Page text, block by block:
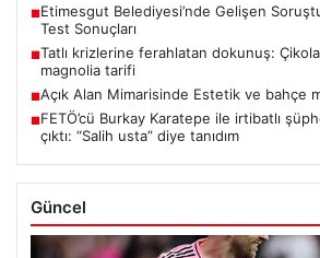
■Etimesgut Belediyesi’nde Gelişen
Test Sonuçları
■Tatlı krizlerine ferahlatan dokunuş:
magnolia tarifi
■Açık Alan Mimarisinde Estetik ve bahçe
■FETÖ’cü Burkay Karatepe ile irtibatlı
çıktı: “Salih usta” diye tanıdım
Güncel